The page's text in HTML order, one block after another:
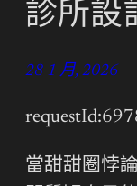
診所設
28 1 月, 2026
當甜甜圈悖